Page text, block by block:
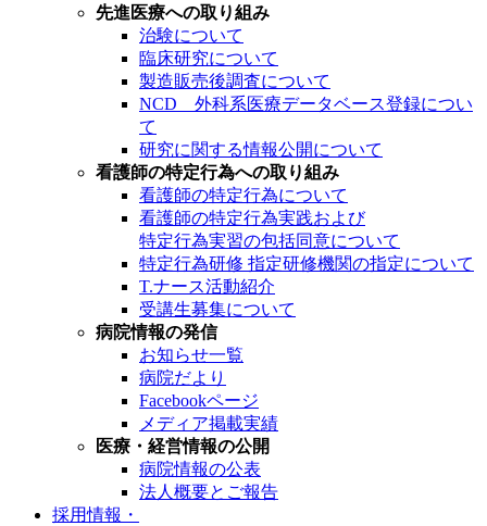
先進医療への取り組み
治験について
臨床研究について
製造販売後調査について
NCD 外科系医療データベース登録につい
て
研究に関する情報公開について
看護師の特定行為への取り組み
看護師の特定行為について
看護師の特定行為実践および
特定行為実習の包括同意について
特定行為研修 指定研修機関の指定について
T.ナース活動紹介
受講生募集について
病院情報の発信
お知らせ一覧
病院だより
Facebookページ
メディア掲載実績
医療・経営情報の公開
病院情報の公表
法人概要とご報告
採用情報・